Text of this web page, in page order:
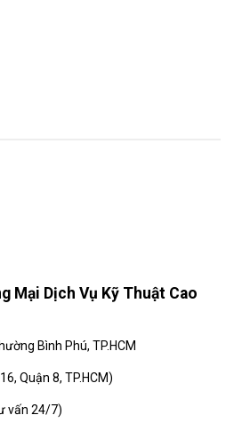
Mại Dịch Vụ Kỹ Thuật Cao
Bình Phú, TP.HCM
Quận 8, TP.HCM)
vấn 24/7)